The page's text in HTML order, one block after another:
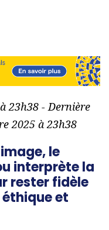
23h38 - Dernière
2025 à 23h38
le
interprète la
rester fidèle
et